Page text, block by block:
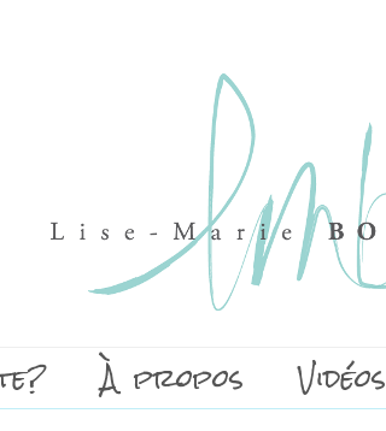
À propos Vidéos